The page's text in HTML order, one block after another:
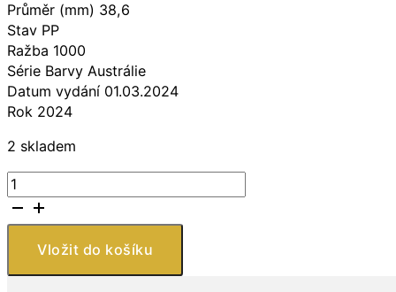
Průměr (mm) 38,6
Stav PP
Ražba 1000
Série Barvy Austrálie
Datum vydání 01.03.2024
Rok 2024
2 skladem
Royal
Australian
Mint
Červený
Red
Vložit do košíku